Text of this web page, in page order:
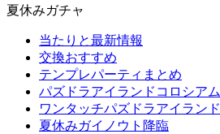
夏休みガチャ
当たりと最新情報
交換おすすめ
テンプレパーティまとめ
パズドラアイランドコロシアム
ワンタッチパズドラアイランド
夏休みガイノウト降臨